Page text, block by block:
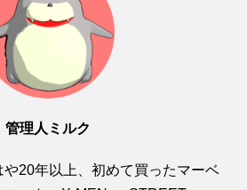
管理人ミルク
20年以上、初めて買ったマーベ